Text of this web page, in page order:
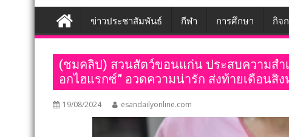
ข่าวประชาสัมพันธ์ กีฬา การศึกษา กิจ
(ชมคลิป) สวนสัตว์ขอนแก่น ประสบความสำ
อกไฮแรกซ์” อวดความน่ารัก ส่งท้ายเดือนสิ
19/08/2024 esandailyonline.com